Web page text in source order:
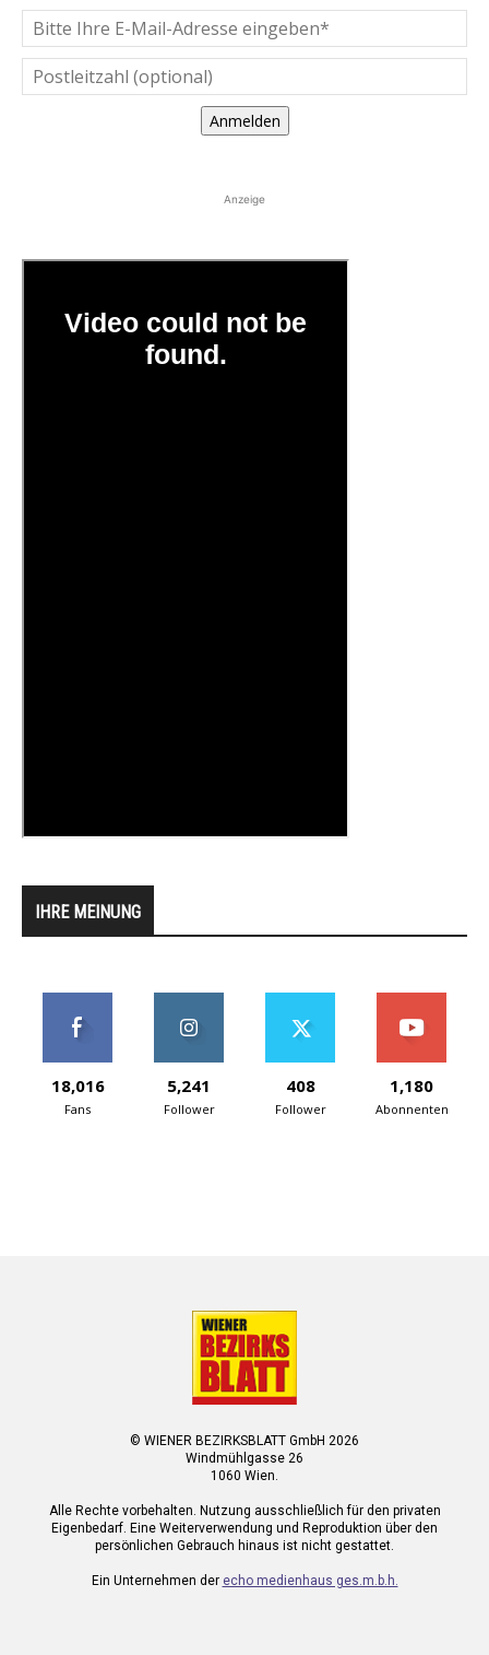
Anmelden
Anzeige
IHRE MEINUNG
18,016
Fans
5,241
Follower
408
Follower
1,180
Abonnenten
© WIENER BEZIRKSBLATT GmbH 2026
Windmühlgasse 26
1060 Wien.
Alle Rechte vorbehalten. Nutzung ausschließlich für den privaten
Eigenbedarf. Eine Weiterverwendung und Reproduktion über den
persönlichen Gebrauch hinaus ist nicht gestattet.
Ein Unternehmen der echo medienhaus ges.m.b.h.